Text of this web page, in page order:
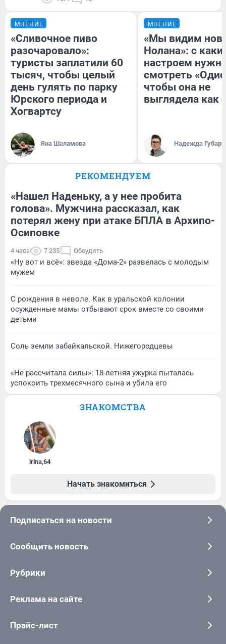
МНЕНИЕ
«Сливочное пиво
разочаровало»:
туристы заплатили 60
тысяч, чтобы целый
день гулять по парку
Юрского периода и
Хогвартсу
Яна Шаламова
МНЕНИЕ
«Мы видим
Нолана»: с
настроем
смотреть
чтобы она не
выглядела как
Надежда Губарь
РЕКОМЕНДУЕМ
«Нашел Наденьку, а у нее пробита
голова». Мужчина рассказал, как
потерял жену при атаке БПЛА в Архипо-
Осиповке
4 часа 7 235 Обсудить
«Ну вот и всё»: звезда «Дома-2» развелась с молодым
мужем
С рождения в неволе. Как в уральской колонии
осужденные мамы отбывают срок вместе со своими
детьми
Соль земли забайкальской. Нижегородцевы
«Не рассчитала силы»: 18-летняя ужурка пыталась
успокоить трехмесячного сына и убила его
ЗНАКОМСТВА
irina,64
Начать знакомиться
Подписаться на новости
Сообщить новость
Рубрики
Реклама на сайте
Прайс-лист